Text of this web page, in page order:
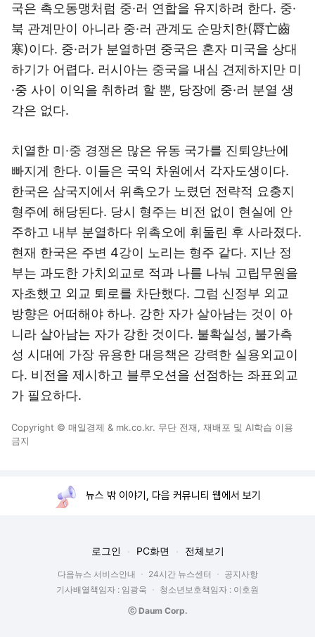
국은 촉오동맹처럼 중·러 연합을 유지하려 한다. 중·
북 관계만이 아니라 중·러 관계도 순망치한(脣亡齒
寒)이다. 중·러가 분열하면 중국은 혼자 미국을 상대
하기가 어렵다. 러시아는 중국을 내심 견제하지만 미
·중 사이 이익을 취하려 할 뿐, 당장에 중·러 분열 생
각은 없다.
치열한 미·중 경쟁은 많은 유동 국가를 진퇴양난에
빠지게 한다. 이들은 국익 차원에서 각자도생이다.
한국은 삼국지에서 위촉오가 노렸던 전략적 요충지
형주에 해당된다. 당시 형주는 비전 없이 현실에 안
주하고 내부 분열하다 위촉오에 휘둘린 후 사라졌다.
현재 한국은 주변 4강이 노리는 형주 같다. 지난 정
부는 과도한 가치외교로 적과 나를 나눠 고립무원을
자초했고 외교 퇴로를 차단했다. 그럼 신정부 외교
방향은 어떠해야 하나. 강한 자가 살아남는 것이 아
니라 살아남는 자가 강한 것이다. 불확실성, 불가측
성 시대에 가장 유용한 대응책은 강력한 실용외교이
다. 비전을 제시하고 블루오션을 선점하는 좌표외교
가 필요하다.
Copyright © 매일경제 & mk.co.kr. 무단 전재, 재배포 및 AI학습 이용
금지
뉴스 밖 이야기, 다음 커뮤니티 웹에서 보기
로그인 PC화면 전체보기
다음뉴스 서비스안내 24시간 뉴스센터
공지사항
기사배열책임자 : 임광욱
청소년보호책임자 : 이호원
ⓒ Daum Corp.